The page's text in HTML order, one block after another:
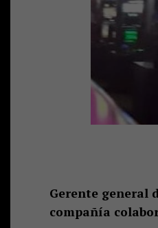
Gerente general
compañía